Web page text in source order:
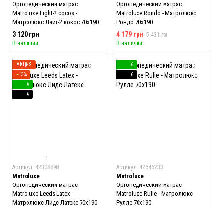
Ортопедический матрас
Matroluxe Light-2 cocos -
Матролюкс Лайт-2 кокос 70x190
3 120 грн
В наличии
Ортопедический матрас
Matroluxe Rondo - Матролюкс
Рондо 70x190
4 179 грн 5 431 грн
В наличии
АКЦИЯ
−13%
6
6
1
Артикул: 42308898
Matroluxe
Ортопедический матрас
Matroluxe Leeds Latex -
Матролюкс Лидс Латекс 70x190
6
6
Артикул: 42646233
Matroluxe
Ортопедический матрас
Matroluxe Rulle - Матролюкс
Рулле 70x190